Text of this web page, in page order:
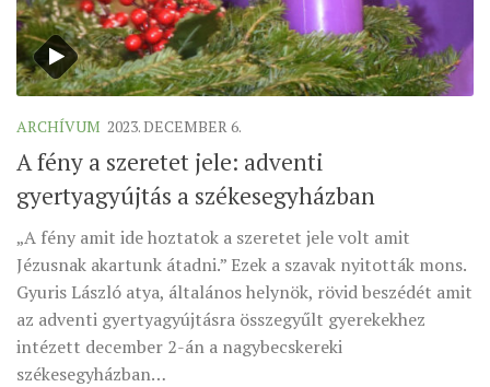
ZSINATI IMA
ZSINAT MOTTÓJA, LOGÓJA
ZSINATI IRODA
KOORDINÁLÓ BIZOTTSÁG
ZSINATI TAGOK
MUNKADOKUMENTUMOK
ZSINATI HÍREK-ÚJSÁG
PASZTORÁLSZOCIOLÓGIAI FELMÉRÉS
KISKORÚAK VÉDELME
„GYERMEKVÉDELMI” KIHÍVÁSOK KÁNONJOGI
MEGKÖZELÍTÉSBEN
ARCHÍVUM 2023. DECEMBER 6.
A fény a szeretet jele: adventi
gyertyagyújtás a székesegyházban
„A fény amit ide hoztatok a szeretet jele volt amit
Jézusnak akartunk átadni.” Ezek a szavak nyitották mons.
Gyuris László atya, általános helynök, rövid beszédét amit
az adventi gyertyagyújtásra összegyűlt gyerekekhez
intézett december 2-án a nagybecskereki
székesegyházban…